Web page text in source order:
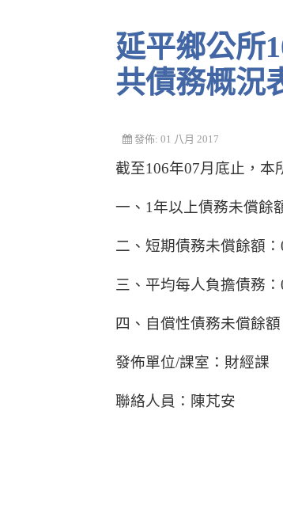
延平鄉公所106年7月份一年以上及未滿一年公
共債務概況
發佈: 01 八月 2017
截至106年07月底止，本
一、1年以上債務未償餘
二、短期債務未償餘額：
三、平均每人負擔債務：
四、自償性債務未償餘額
發佈單位/課室：財經課
聯絡人員：陳芃安